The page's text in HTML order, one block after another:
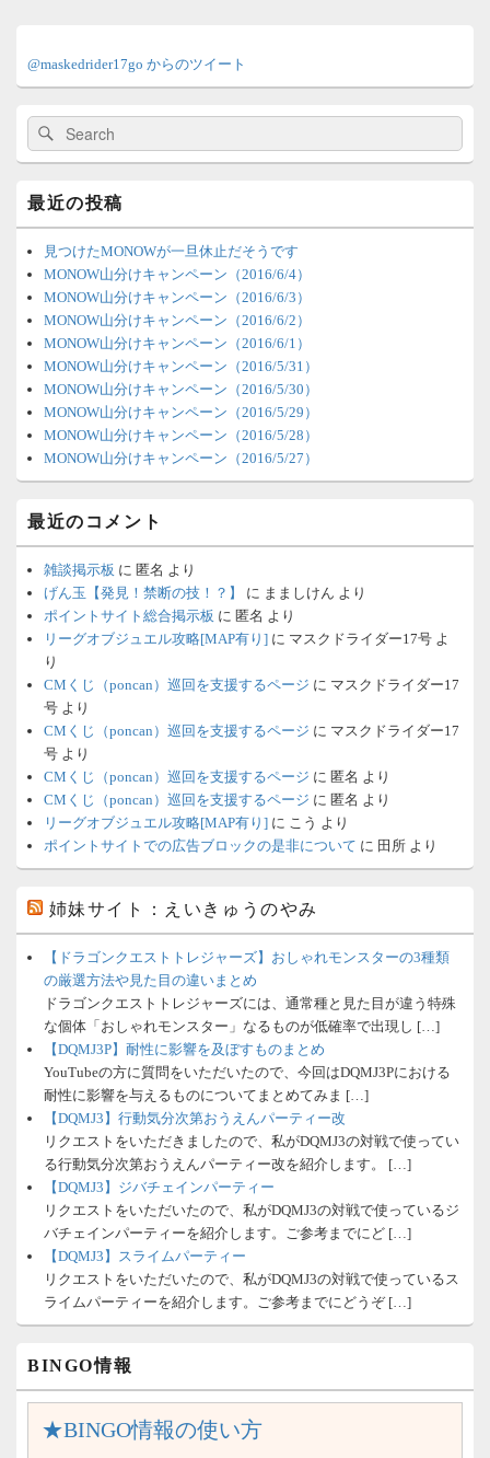
ン
サ
バ
ィ
ジ
ェ
ッ
ア
@maskedrider17go からのツイート
検
索:
検
索
最近の投稿
見つけたMONOWが一旦休止だそうです
MONOW山分けキャンペーン（2016/6/4）
MONOW山分けキャンペーン（2016/6/3）
MONOW山分けキャンペーン（2016/6/2）
MONOW山分けキャンペーン（2016/6/1）
MONOW山分けキャンペーン（2016/5/31）
MONOW山分けキャンペーン（2016/5/30）
MONOW山分けキャンペーン（2016/5/29）
MONOW山分けキャンペーン（2016/5/28）
MONOW山分けキャンペーン（2016/5/27）
最近のコメント
雑談掲示板 に 匿名 より
げん玉【発見！禁断の技！？】
に まましけん より
ポイントサイト総合掲示板 に 匿名 より
リーグオブジュエル攻略[MAP有り] に マスクドライダー17号 よ
り
CMくじ（poncan）巡回を支援するページ に マスクドライダー17
号 より
CMくじ（poncan）巡回を支援するページ に マスクドライダー17
号 より
CMくじ（poncan）巡回を支援するページ に 匿名 より
CMくじ（poncan）巡回を支援するページ に 匿名 より
リーグオブジュエル攻略[MAP有り] に こう より
ポイントサイトでの広告ブロックの是非について に 田所 より
姉妹サイト：えいきゅうのやみ
【ドラゴンクエストトレジャーズ】おしゃれモンスターの3種類
の厳選方法や見た目の違いまとめ
ドラゴンクエストトレジャーズには、通常種と見た目が違う特殊
な個体「おしゃれモンスター」なるものが低確率で出現し […]
【DQMJ3P】耐性に影響を及ぼすものまとめ
YouTubeの方に質問をいただいたので、今回はDQMJ3Pにおける
耐性に影響を与えるものについてまとめてみま […]
【DQMJ3】行動気分次第おうえんパーティー改
リクエストをいただきましたので、私がDQMJ3の対戦で使ってい
る行動気分次第おうえんパーティー改を紹介します。 […]
【DQMJ3】ジバチェインパーティー
リクエストをいただいたので、私がDQMJ3の対戦で使っているジ
バチェインパーティーを紹介します。ご参考までにど […]
【DQMJ3】スライムパーティー
リクエストをいただいたので、私がDQMJ3の対戦で使っているス
ライムパーティーを紹介します。ご参考までにどうぞ […]
BINGO情報
★BINGO情報の使い方